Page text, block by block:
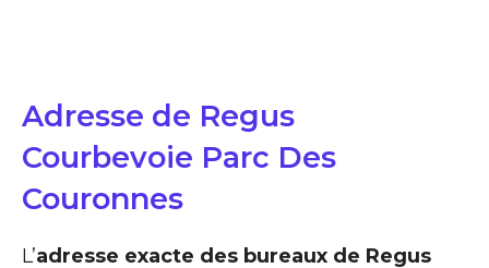
Adresse de Regus
Courbevoie Parc Des
Couronnes
L’adresse exacte des bureaux de Regus